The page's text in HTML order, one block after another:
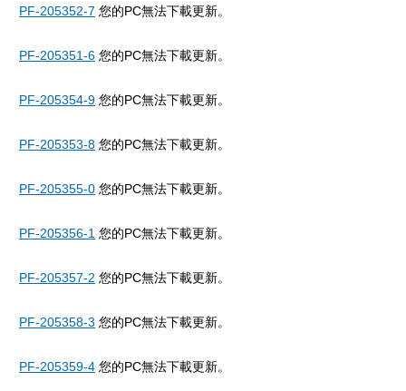
PF-205352-7 您的PC無法下載更新。
PF-205351-6 您的PC無法下載更新。
PF-205354-9 您的PC無法下載更新。
PF-205353-8 您的PC無法下載更新。
PF-205355-0 您的PC無法下載更新。
PF-205356-1 您的PC無法下載更新。
PF-205357-2 您的PC無法下載更新。
PF-205358-3 您的PC無法下載更新。
PF-205359-4 您的PC無法下載更新。